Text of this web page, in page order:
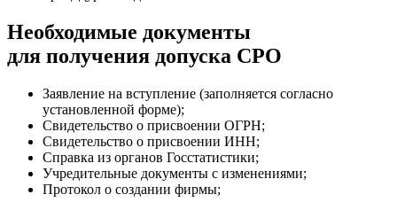
Необходимые документы
для получения допуска СРО
Заявление на вступление (заполняется согласно
установленной форме);
Свидетельство о присвоении ОГРН;
Свидетельство о присвоении ИНН;
Справка из органов Госстатистики;
Учредительные документы с изменениями;
Протокол о создании фирмы;